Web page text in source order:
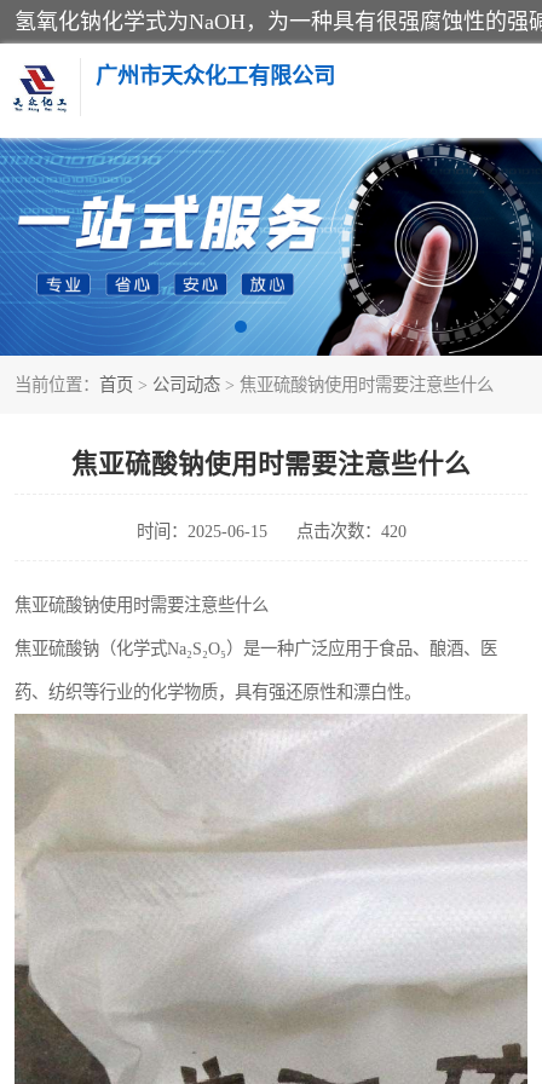
广州市天众化工有限公司
当前位置： 首页 > 公司动态 > 焦亚硫酸钠使用时需要注意些什么
焦亚硫酸钠使用时需要注意些什么
时间：2025-06-15 点击次数：420
焦亚硫酸钠使用时需要注意些什么
焦亚硫酸钠（化学式Na₂S₂O₅）是一种广泛应用于食品、酿酒、医
药、纺织等行业的化学物质，具有强还原性和漂白性。
亚硝酸钠
纯碱
草酸
聚合氯化铝
焦亚硫酸钠
氯酸钠
磷酸氢二钾
保险粉
过硫酸钠
聚合硫酸铁
大苏打